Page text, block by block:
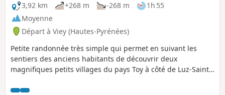
3,92 km
+268 m -268 m
1h 55
Moyenne
Départ à Viey (Hautes-Pyrénées)
Petite randonnée très simple qui permet en suivant les
sentiers des anciens habitants de découvrir deux
magnifiques petits villages du pays Toy à côté de Luz-Saint-